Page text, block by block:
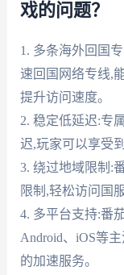
戏的问题？
1. 多条海外回国
速回国网络专线,
提升访问速度。
2. 稳定低延迟:专
迟,玩家可以享受
3. 绕过地域限制:
限制,轻松访问国
4. 多平台支持:番
Android、iOS等
的加速服务。